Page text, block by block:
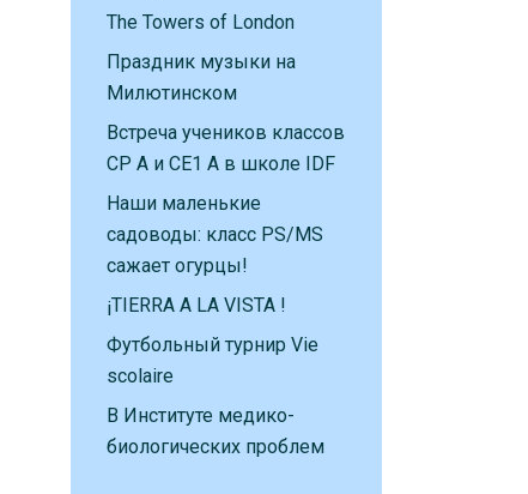
The Towers of London
Праздник музыки на
Милютинском
Встреча учеников классов
CP A и CE1 A в школе IDF
Наши маленькие
садоводы: класс PS/MS
сажает огурцы!
¡TIERRA A LA VISTA !
Футбольный турнир Vie
scolaire
В Институте медико-
биологических проблем